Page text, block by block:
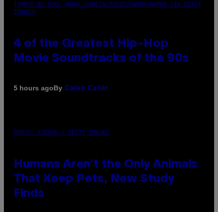
(PHOTO BY POOL ARNAL/GARCIA/PICOT/GAMMA-RAPHO VIA GETTY
IMAGES)
4 of the Greatest Hip-Hop
Movie Soundtracks of the 90s
5 hours agoBy Caleb Catlin
PHOTO: IJDEMA / GETTY IMAGES
Humans Aren’t the Only Animals
That Keep Pets, New Study
Finds